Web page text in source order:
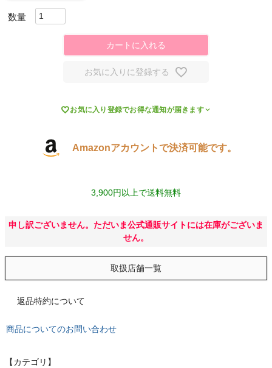
スポーツシューズ
もっと見る
キャンプ・フェス
ビジネス
インフィット INFIT
サックス SAXX
カートに入れる
お気に入りに登録する
お気に入り登録でお得な通知が届きます
Amazonアカウントで決済可能です。
3,900円以上で送料無料
申し訳ございません。ただいま公式通販サイトには在庫がございま
せん。
取扱店舗一覧
返品特約について
商品についてのお問い合わせ
【カテゴリ】